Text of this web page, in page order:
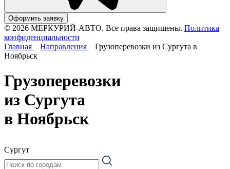
Оформить заявку
© 2026 МЕРКУРИЙ-АВТО. Все права защищены. Политика
конфиденциальности
Главная
Направления
Грузоперевозки из Сургута в
Ноябрьск
Грузоперевозки
из Сургута
в Ноябрьск
Сургут